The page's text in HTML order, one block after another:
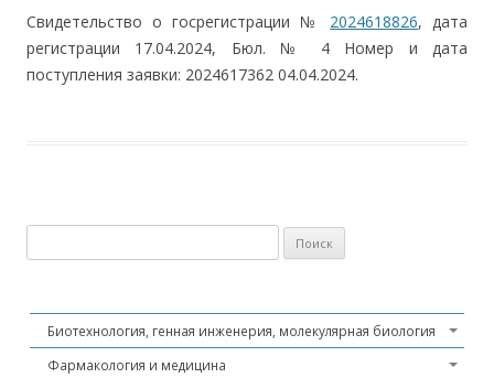
Свидетельство о госрегистрации № 2024618826, дата
регистрации 17.04.2024, Бюл. № 4 Номер и дата
поступления заявки: 2024617362 04.04.2024.
Биотехнология, генная инженерия, молекулярная биология
Фармакология и медицина